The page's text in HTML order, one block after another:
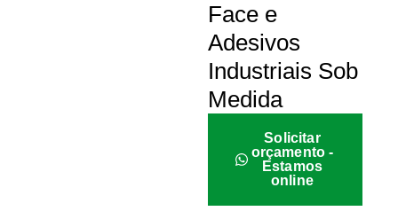
Face e
Adesivos
Industriais Sob
Medida
Solicitar
orçamento -
Estamos
online